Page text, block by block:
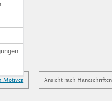
Ansicht nach Handschriften
Motiven